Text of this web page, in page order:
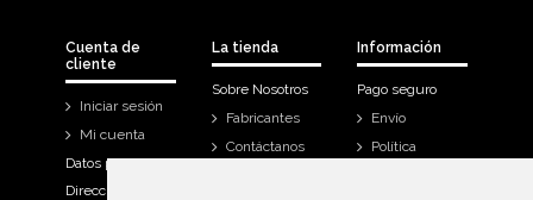
Cuenta de
cliente
Iniciar sesión
Mi cuenta
Datos personales
Direcciones
La tienda
Sobre Nosotros
Fabricantes
Contáctanos
Información
Pago seguro
Envío
Política